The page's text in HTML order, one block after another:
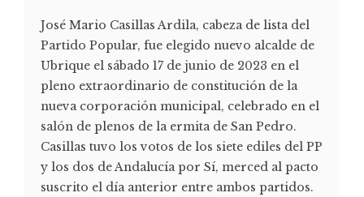
José Mario Casillas Ardila, cabeza de lista del
Partido Popular, fue elegido nuevo alcalde de
Ubrique el sábado 17 de junio de 2023 en el
pleno extraordinario de constitución de la
nueva corporación municipal, celebrado en el
salón de plenos de la ermita de San Pedro.
Casillas tuvo los votos de los siete ediles del PP
y los dos de Andalucía por Sí, merced al pacto
suscrito el día anterior entre ambos partidos.